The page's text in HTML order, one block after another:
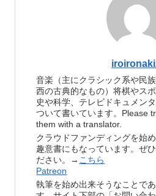
音楽（主にクラシック系や民
西の古典的なもの）将棋やス
史や科学、テレビドキュメン
ついて書いています。Please
them with a translator.
クラウドファンディングを始
趣意書にもなっています。ぜ
ださい。→ こちら
Patreon
執筆を始め出来そうなことで